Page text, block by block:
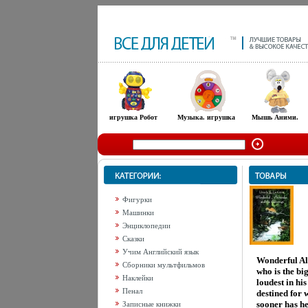
игрушка Робот Музыка. игрушка Мышь Аними.
Фигурки
Машинки
Энциклопедии
Сказки
Учим Английский язык
Сборники мультфильмов
Наклейки
Пенал
Записные книжки
Wonderful
who is the
loudest in
destined for
sooner has